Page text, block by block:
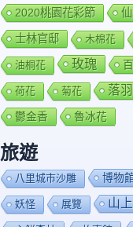
2020桃園花彩節
士林官邸 木棉花
油桐花 玫瑰
荷花 菊花 落
鬱金香 魯冰花
旅遊
八里城市沙雕 博物
妖怪 展覽 山上